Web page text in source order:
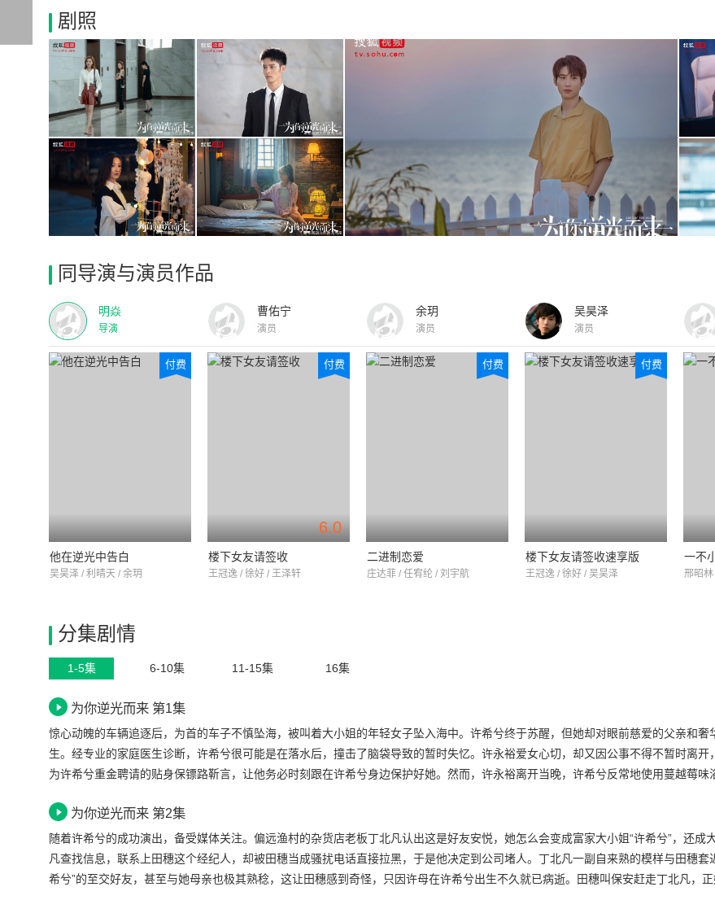
剧照
同导演与演员作品
明焱
导演
曹佑宁
演员
余玥
演员
吴昊泽
演员
付费
他在逆光中告白
吴昊泽 / 利晴天 / 余玥
6.0
付费
楼下女友请签收
王冠逸 / 徐好 / 王泽轩
付费
二进制恋爱
庄达菲 / 任宥纶 / 刘宇航
付费
楼下女友请签收速享版
王冠逸 / 徐好 / 吴昊泽
一不
邢昭
分集剧情
1-5集 6-10集 11-15集 16集
为你逆光而来 第1集
惊心动魄的车辆追逐后，为首的车子不慎坠海，被叫着大小姐的年轻女子坠入海中。许希兮终于苏醒，但她却对眼前慈爱的父亲和奢
生。经专业的家庭医生诊断，许希兮很可能是在落水后，撞击了脑袋导致的暂时失忆。许永裕爱女心切，却又因公事不得不暂时离开
为许希兮重金聘请的贴身保镖路靳言，让他务必时刻跟在许希兮身边保护好她。然而，许永裕离开当晚，许希兮反常地使用蔓越莓味
对方的模样，与如今眼前路靳言的身影重叠。一刹那，许希兮心头闪过一丝暖意，对陌生环境的恐慌也稍微卸下。可是许希兮的反常
注意，开始不动声色地观察起她。首演正式开始，许希兮遭遇竞争对手徐梦云的设计，舞台事故频出，甚至舞台灯也被蓄意破坏，保
瞬间护住许希兮，他用自己沉默的受伤，帮助许希兮完成了艳惊四座的初舞台，也彻底让许希兮怦然心动。她喜欢上了这总是守护在
护她的路靳言。演出成功，得到认可的许希兮第一次对自己的身份有了认同感。但她不知道的是，路靳言正在调查她，他很确定她不
为你逆光而来 第2集
随着许希兮的成功演出，备受媒体关注。偏远渔村的杂货店老板丁北凡认出这是好友安悦，她怎么会变成富家大小姐“许希兮”，还成
凡查找信息，联系上田穗这个经纪人，却被田穗当成骚扰电话直接拉黑，于是他决定到公司堵人。丁北凡一副自来熟的模样与田穗套
希兮”的至交好友，甚至与她母亲也极其熟稔，这让田穗感到奇怪，只因许母在许希兮出生不久就已病逝。田穗叫保安赶走丁北凡，正